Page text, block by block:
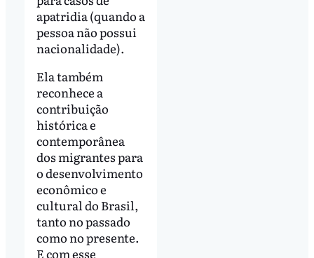
apatridia (quando a
pessoa não possui
nacionalidade).
Ela também
reconhece a
contribuição
histórica e
contemporânea
dos migrantes para
o desenvolvimento
econômico e
cultural do Brasil,
tanto no passado
como no presente.
E com esse